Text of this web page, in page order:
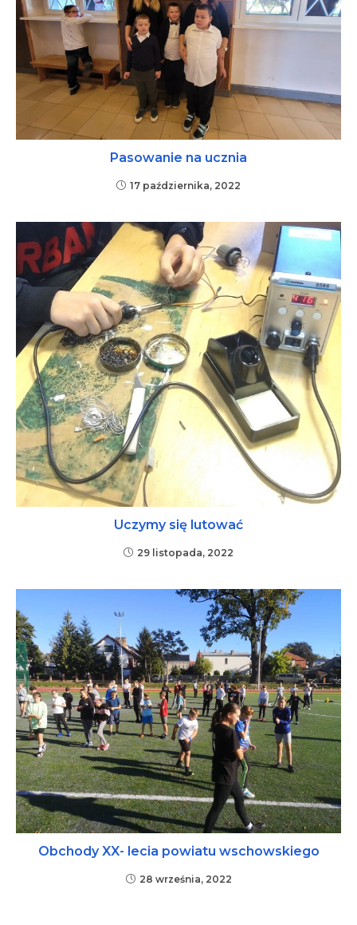
Pasowanie na ucznia
17 października, 2022
Uczymy się lutować
29 listopada, 2022
Obchody XX- lecia powiatu wschowskiego
28 września, 2022